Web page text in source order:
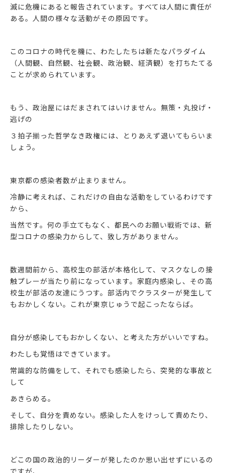
滅に危機にあると報告されています。すべては人間に責任が
ある。人間の様々な活動がその原因です。
このコロナの時代を機に、わたしたちは新たなパラダイム
（人間観、自然観、社会観、政治観、経済観）を打ちたてる
ことが求められています。
もう、政治屋にはだまされてはいけません。無策・丸投げ・
逃げの
３拍子揃った哲学なき政権には、とりあえず退いてもらいま
しょう。
東京都の感染者数が止まりません。
冷静に考えれば、これだけの自由な活動をしているわけです
から、
当然です。何の手立てもなく、都民へのお願い戦術では、新
型コロナの感染力からして、致し方がありません。
数週間前から、高校生の部活が本格化して、マスクなしの接
触プレーが当たり前になっています。家庭内感染し、その高
校生が部活の友達にうつす。部活内でクラスターが発生して
もおかしくない。これが東京じゅうで起こったならば。
自分が感染してもおかしくない、と考えた方がいいですね。
わたしも覚悟はできています。
常識的な防備をして、それでも感染したら、突発的な事故と
して
あきらめる。
そして、自分を責めない。感染した人をけっして責めたり、
排除したりしない。
どこの国の政治的リーダーが発したのか思い出せずにいるの
ですが、